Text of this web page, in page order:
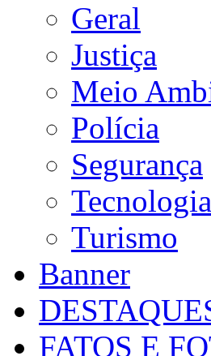
Geral
Justiça
Meio
Polícia
Segurança
Tecnologia
Turismo
Banner
FATOS E